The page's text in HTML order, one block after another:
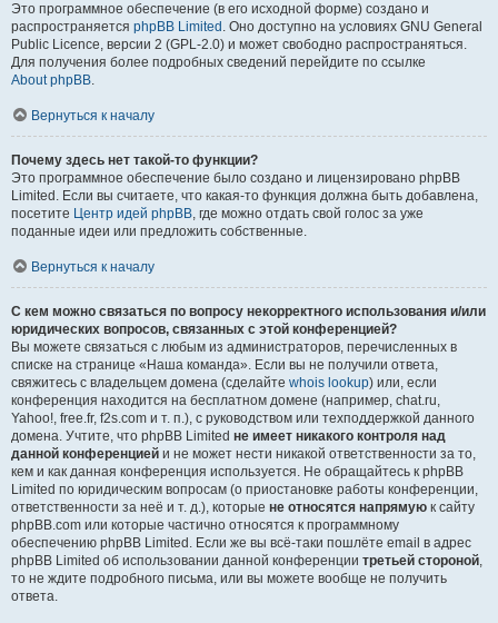
Это программное обеспечение (в его исходной форме) создано и
распространяется phpBB Limited . Оно доступно на условиях GNU General
Public Licence, версии 2 (GPL-2.0) и может свободно распространяться.
Для получения более подробных сведений перейдите по ссылке
About phpBB.
Вернуться к началу
Почему здесь нет такой-то функции?
Это программное обеспечение было создано и лицензировано phpBB
Limited. Если вы считаете, что какая-то функция должна быть добавлена,
посетите Центр идей phpBB, где можно отдать свой голос за уже
поданные идеи или предложить собственные.
Вернуться к началу
С кем можно связаться по вопросу некорректного использования и/или
юридических вопросов, связанных с этой конференцией?
Вы можете связаться с любым из администраторов, перечисленных в
списке на странице «Наша команда». Если вы не получили ответа,
свяжитесь с владельцем домена (сделайте whois lookup) или, если
конференция находится на бесплатном домене (например, chat.ru,
Yahoo!, free.fr, f2s.com и т. п.), с руководством или техподдержкой данного
домена. Учтите, что phpBB Limited не имеет никакого контроля над
данной конференцией и не может нести никакой ответственности за то,
кем и как данная конференция используется. Не обращайтесь к phpBB
Limited по юридическим вопросам (о приостановке работы конференции,
ответственности за неё и т. д.), которые не относятся напрямую к сайту
phpBB.com или которые частично относятся к программному
обеспечению phpBB Limited. Если же вы всё-таки пошлёте email в адрес
phpBB Limited об использовании данной конференции третьей стороной,
то не ждите подробного письма, или вы можете вообще не получить
ответа.